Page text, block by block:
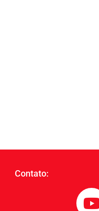
Contato: